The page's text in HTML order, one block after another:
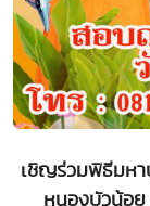
เชิญร่วมพิธีมห
หนองบัวน้อ